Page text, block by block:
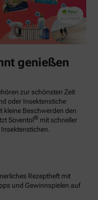
genießen
zur schönsten Zeit
oder Insektenstiche
kleine Beschwerden den
Soventol® mit schneller
Rezeptheft mit
und Gewinnspielen auf